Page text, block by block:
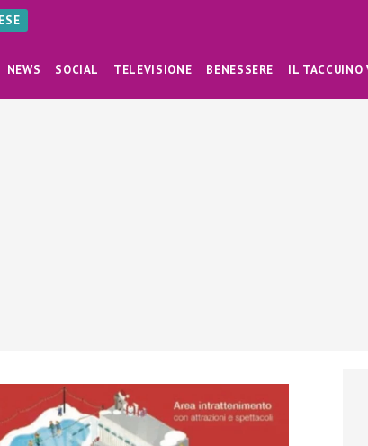
NEWS SOCIAL TELEVISIONE BENESSERE IL TACCUINO